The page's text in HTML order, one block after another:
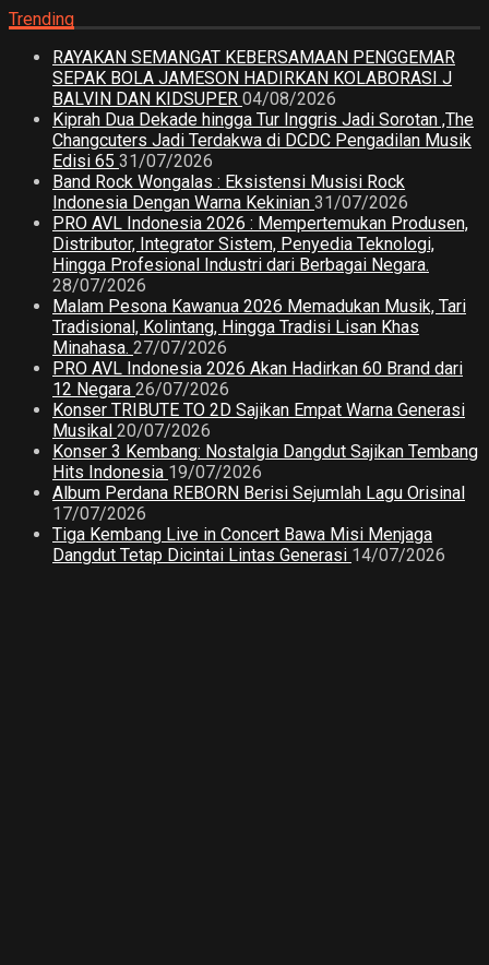
Trending
RAYAKAN SEMANGAT KEBERSAMAAN PENGGEMAR
SEPAK BOLA JAMESON HADIRKAN KOLABORASI J
BALVIN DAN KIDSUPER 04/08/2026
Kiprah Dua Dekade hingga Tur Inggris Jadi Sorotan ,The
Changcuters Jadi Terdakwa di DCDC Pengadilan Musik
Edisi 65 31/07/2026
Band Rock Wongalas : Eksistensi Musisi Rock
Indonesia Dengan Warna Kekinian 31/07/2026
PRO AVL Indonesia 2026 : Mempertemukan Produsen,
Distributor, Integrator Sistem, Penyedia Teknologi,
Hingga Profesional Industri dari Berbagai Negara.
28/07/2026
Malam Pesona Kawanua 2026 Memadukan Musik, Tari
Tradisional, Kolintang, Hingga Tradisi Lisan Khas
Minahasa. 27/07/2026
PRO AVL Indonesia 2026 Akan Hadirkan 60 Brand dari
12 Negara 26/07/2026
Konser TRIBUTE TO 2D Sajikan Empat Warna Generasi
Musikal 20/07/2026
Konser 3 Kembang: Nostalgia Dangdut Sajikan Tembang
Hits Indonesia 19/07/2026
Album Perdana REBORN Berisi Sejumlah Lagu Orisinal
17/07/2026
Tiga Kembang Live in Concert Bawa Misi Menjaga
Dangdut Tetap Dicintai Lintas Generasi 14/07/2026